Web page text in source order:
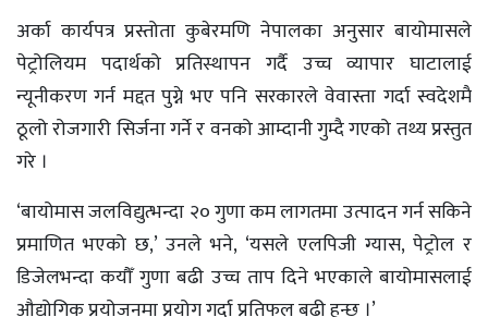
अर्का कार्यपत्र प्रस्तोता कुबेरमणि नेपालका अनुसार बायोमासले
पेट्रोलियम पदार्थको प्रतिस्थापन गर्दै उच्च व्यापार घाटालाई
न्यूनीकरण गर्न मद्दत पुग्ने भए पनि सरकारले वेवास्ता गर्दा स्वदेशमै
ठूलो रोजगारी सिर्जना गर्ने र वनको आम्दानी गुम्दै गएको तथ्य प्रस्तुत
गरे ।
‘बायोमास जलविद्युत्भन्दा २० गुणा कम लागतमा उत्पादन गर्न सकिने
प्रमाणित भएको छ,’ उनले भने, ‘यसले एलपिजी ग्यास, पेट्रोल र
डिजेलभन्दा कयौँ गुणा बढी उच्च ताप दिने भएकाले बायोमासलाई